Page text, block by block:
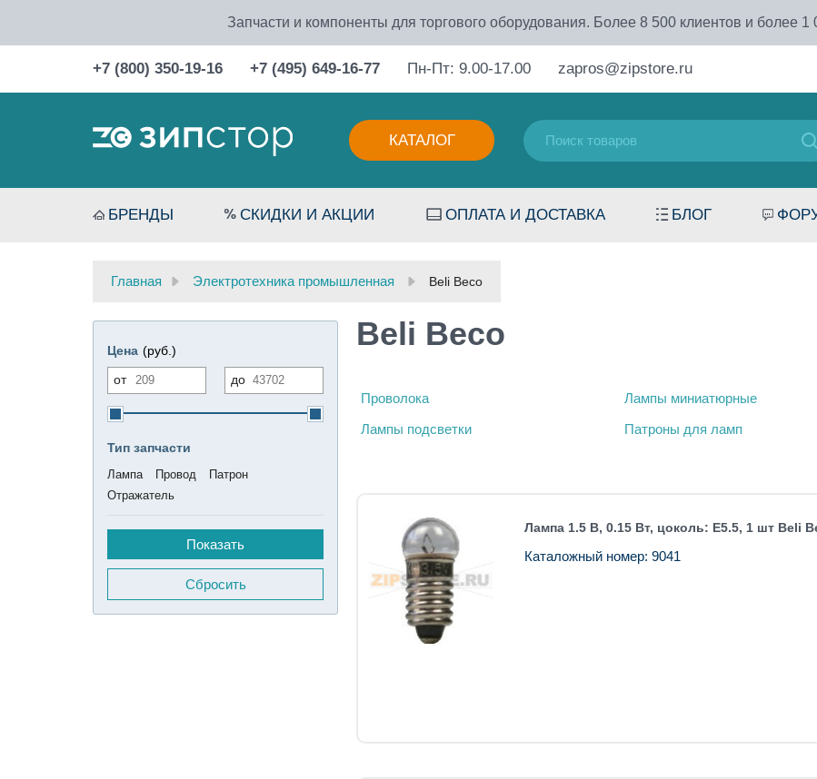
Запчасти и компоненты для торгового оборудования. Более 8 500 клиентов и более 1
+7 (800) 350-19-16 +7 (495) 649-16-77 Пн-Пт: 9.00-17.00 zapros@zipstore.ru
КАТАЛОГ
БРЕНДЫ СКИДКИ И АКЦИИ ОПЛАТА И ДОСТАВКА БЛОГ
Главная Электротехника промышленная Beli Beco
Цена (руб.)
от
до
Тип запчасти
Лампа Провод
Патрон
Отражатель
Сбросить
Beli Beco
Проволока
Лампы подсветки
Лампы миниатюрные
Патроны для ламп
Лампа 1.5 В, 0.15 Вт, цоколь: E5.5, 1 шт Beli
Каталожный номер: 9041